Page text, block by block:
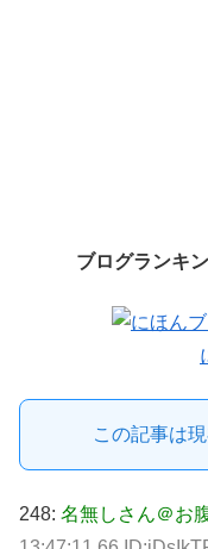
ブログランキ
この記事は
248: 名無しさん＠お